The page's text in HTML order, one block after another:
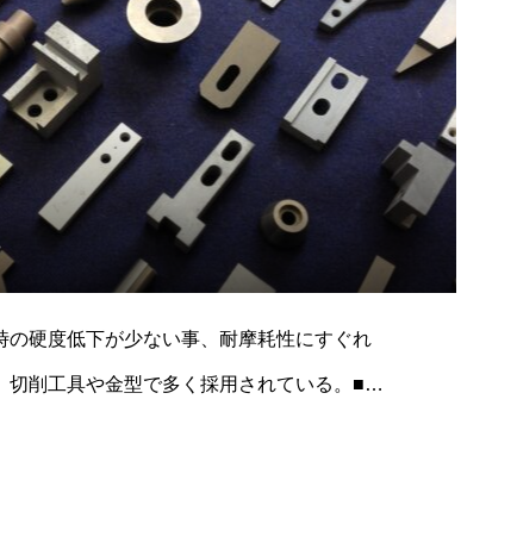
の硬度低下が少ない事、耐摩耗性にすぐれ
切削工具や金型で多く採用されている。■一